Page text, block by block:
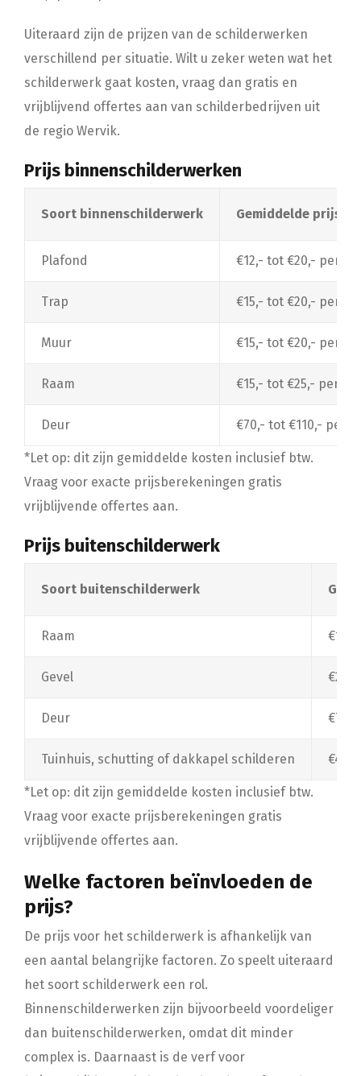
Uiteraard zijn de prijzen van de schilderwerken
verschillend per situatie. Wilt u zeker weten wat het
schilderwerk gaat kosten, vraag dan gratis en
vrijblijvend offertes aan van schilderbedrijven uit
de regio Wervik.
Prijs binnenschilderwerken
Soort binnenschilderwerk Gemiddelde prijs
Plafond €12,- tot €20,- per m²
Trap €15,- tot €20,- per
Muur €15,- tot €20,- per m²
Raam €15,- tot €25,- per
Deur €70,- tot €110,- per
*Let op: dit zijn gemiddelde kosten inclusief btw.
Vraag voor exacte prijsberekeningen gratis
vrijblijvende offertes aan.
Prijs buitenschilderwerk
Soort buitenschilderwerk
Raam €15,-
Gevel €20,-
Deur €70,-
Tuinhuis, schutting of dakkapel schilderen
*Let op: dit zijn gemiddelde kosten inclusief btw.
Vraag voor exacte prijsberekeningen gratis
vrijblijvende offertes aan.
Welke factoren beïnvloeden de
prijs?
De prijs voor het schilderwerk is afhankelijk van
een aantal belangrijke factoren. Zo speelt uiteraard
het soort schilderwerk een rol.
Binnenschilderwerken zijn bijvoorbeeld voordeliger
dan buitenschilderwerken, omdat dit minder
complex is. Daarnaast is de verf voor